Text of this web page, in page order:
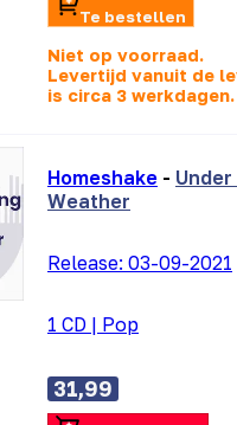
Te bestellen
Niet op voorraad.
Levertijd vanuit de
is circa 3 werkdagen.
Homeshake -
Weather
Release: 03-09-2021
1 CD | Pop
31,99